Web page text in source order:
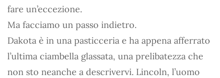
fare un’eccezione.
Ma facciamo un passo indietro.
Dakota è in una pasticceria e ha appena afferrato
l’ultima ciambella glassata, una prelibatezza che
non sto neanche a descrivervi. Lincoln, l’uomo